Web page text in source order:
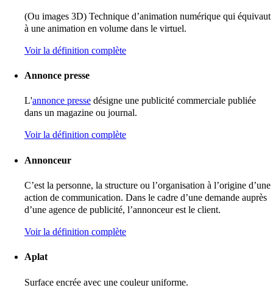
(Ou images 3D) Technique d’animation numérique qui équivaut
à une animation en volume dans le virtuel.
Voir la définition complète
Annonce presse
L'annonce presse désigne une publicité commerciale publiée
dans un magazine ou journal.
Voir la définition complète
Annonceur
C’est la personne, la structure ou l’organisation à l’origine d’une
action de communication. Dans le cadre d’une demande auprès
d’une agence de publicité, l’annonceur est le client.
Voir la définition complète
Aplat
Surface encrée avec une couleur uniforme.